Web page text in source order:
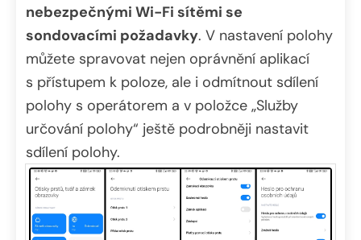
nebezpečnými Wi-Fi sítěmi se
sondovacími požadavky. V nastavení polohy
můžete spravovat nejen oprávnění aplikací
s přístupem k poloze, ale i odmítnout sdílení
polohy s operátorem a v položce „Služby
určování polohy“ ještě podrobněji nastavit
sdílení polohy.